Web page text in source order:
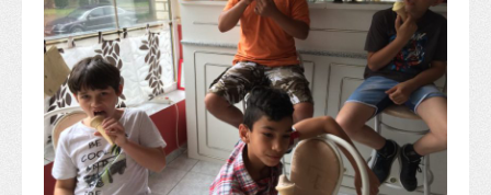
Alapítvány
Pedagógiai szakmai ellenőrzés
Gyermek- és ifjúságvédelem
Étlap
Projektjeink
Digitális témahét 2016
EFOP-3.1.6